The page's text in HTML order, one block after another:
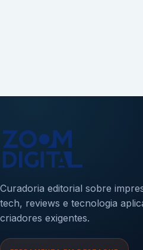
Curadoria editorial sobre
tech, reviews e tecnologia
criadores exigentes.